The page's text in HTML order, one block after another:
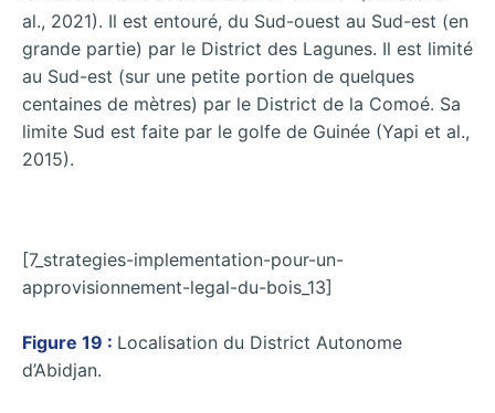
al., 2021). Il est entouré, du Sud-ouest au Sud-est (en
grande partie) par le District des Lagunes. Il est limité
au Sud-est (sur une petite portion de quelques
centaines de mètres) par le District de la Comoé. Sa
limite Sud est faite par le golfe de Guinée (Yapi et al.,
2015).
[7_strategies-implementation-pour-un-
approvisionnement-legal-du-bois_13]
Figure 19 : Localisation du District Autonome
d’Abidjan.